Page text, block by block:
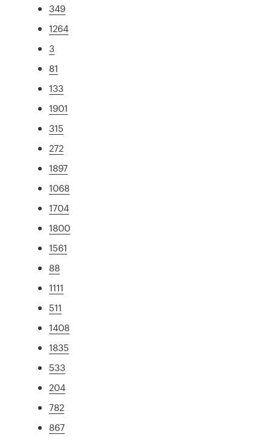
349
1264
3
81
133
1901
315
272
1897
1068
1704
1800
1561
88
1111
511
1408
1835
533
204
782
867